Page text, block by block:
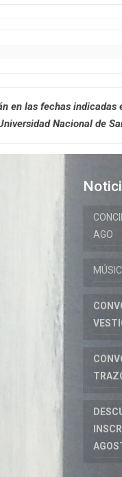
en las fechas indicadas
Nacional de
AGO